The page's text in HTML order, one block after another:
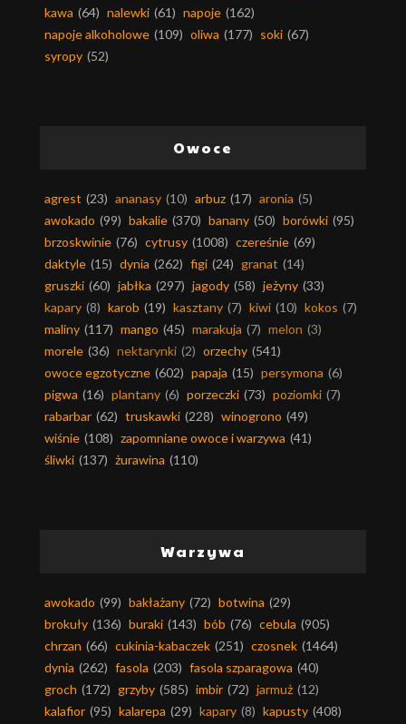
kawa (64) nalewki (61) napoje (162)
napoje alkoholowe (109) oliwa (177) soki (67)
syropy (52)
Owoce
agrest (23) ananasy (10) arbuz (17) aronia (5)
awokado (99) bakalie (370) banany (50) borówki (95)
brzoskwinie (76) cytrusy (1008) czereśnie (69)
daktyle (15) dynia (262) figi (24) granat (14)
gruszki (60) jabłka (297) jagody (58) jeżyny (33)
kapary (8) karob (19) kasztany (7) kiwi (10) kokos (7)
maliny (117) mango (45) marakuja (7) melon (3)
morele (36) nektarynki (2) orzechy (541)
owoce egzotyczne (602) papaja (15) persymona (6)
pigwa (16) plantany (6) porzeczki (73) poziomki (7)
rabarbar (62) truskawki (228) winogrono (49)
wiśnie (108) zapomniane owoce i warzywa (41)
śliwki (137) żurawina (110)
Warzywa
awokado (99) bakłażany (72) botwina (29)
brokuły (136) buraki (143) bób (76) cebula (905)
chrzan (66) cukinia-kabaczek (251) czosnek (1464)
dynia (262) fasola (203) fasola szparagowa (40)
groch (172) grzyby (585) imbir (72) jarmuż (12)
kalafior (95) kalarepa (29) kapary (8) kapusty (408)